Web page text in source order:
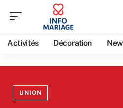
Activités Décoration
UNION